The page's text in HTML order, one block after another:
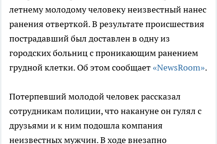
летнему молодому человеку неизвестный нанес
ранения отверткой. В результате происшествия
пострадавший был доставлен в одну из
городских больниц с проникающим ранением
грудной клетки. Об этом сообщает «NewsRoom».
Потерпевший молодой человек рассказал
сотрудникам полиции, что накануне он гулял с
друзьями и к ним подошла компания
неизвестных мужчин. В ходе внезапно